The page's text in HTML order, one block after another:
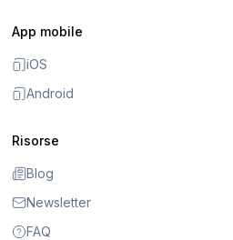
App mobile
iOS
Android
Risorse
Blog
Newsletter
FAQ